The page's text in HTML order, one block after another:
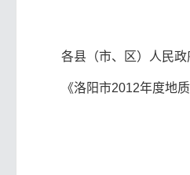
各县（市、区）人民
《洛阳市2012年度地